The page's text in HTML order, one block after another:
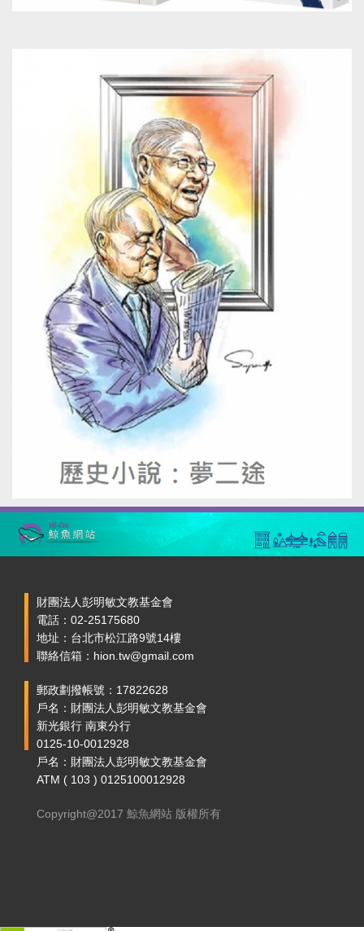
財團法人彭明敏文教基金會
電話：02-25175680
地址：台北市松江路9號14樓
聯絡信箱：hion.tw@gmail.com
郵政劃撥帳號：17822628
戶名：財團法人彭明敏文教基金會
新光銀行 南東分行
0125-10-0012928
戶名：財團法人彭明敏文教基金會
ATM ( 103 ) 0125100012928
Copyright@2017 鯨魚網站 版權所有